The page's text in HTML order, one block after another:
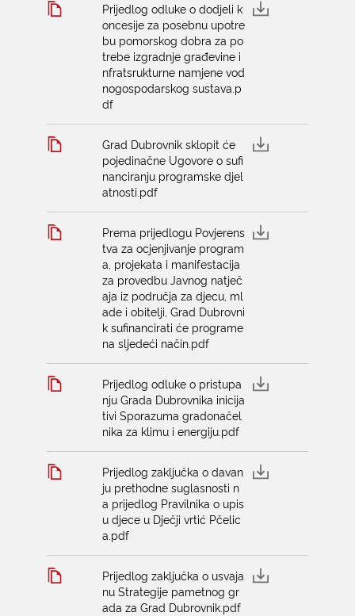
Prijedlog odluke o dodjeli k
oncesije za posebnu upotre
bu pomorskog dobra za po
trebe izgradnje građevine i
nfratsrukturne namjene vod
nogospodarskog sustava.p
df
Grad Dubrovnik sklopit će
pojedinačne Ugovore o sufi
nanciranju programske djel
atnosti.pdf
Prema prijedlogu Povjerens
tva za ocjenjivanje program
a, projekata i manifestacija
za provedbu Javnog natječ
aja iz područja za djecu, ml
ade i obitelji, Grad Dubrovni
k sufinancirati će programe
na sljedeći način.pdf
Prijedlog odluke o pristupa
nju Grada Dubrovnika inicija
tivi Sporazuma gradonačel
nika za klimu i energiju.pdf
Prijedlog zaključka o davan
ju prethodne suglasnosti n
a prijedlog Pravilnika o upis
u djece u Dječji vrtić Pčelic
a.pdf
Prijedlog zaključka o usvaja
nu Strategije pametnog gr
ada za Grad Dubrovnik.pdf